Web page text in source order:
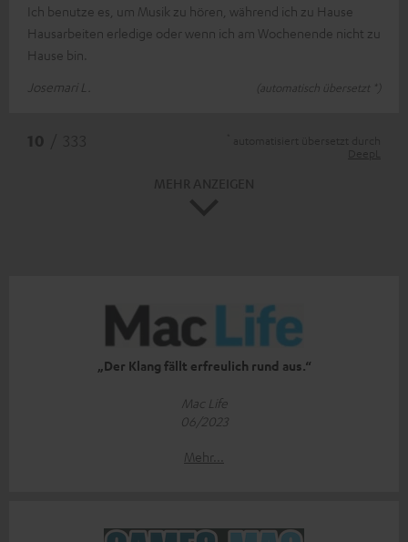
Ich benutze es, um Musik zu hören, während ich zu Hause
Hausarbeiten erledige oder wenn ich am Wochenende nicht zu
Hause bin.
Josemari L.
(automatisch übersetzt *)
„Der Klang fällt erfreulich rund aus.“
Mac Life
06/2023
Mehr...